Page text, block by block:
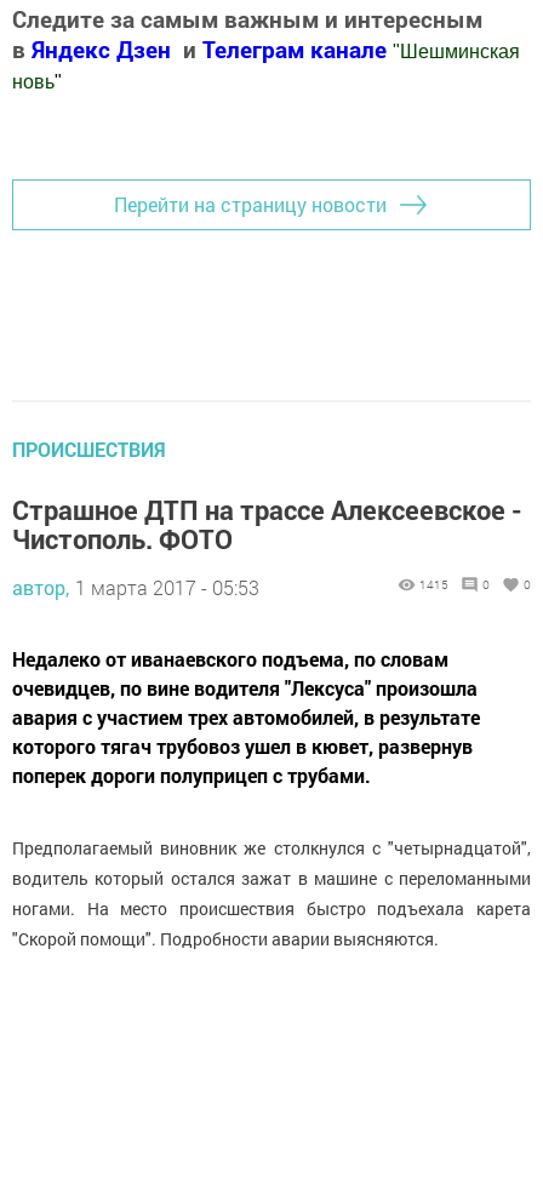
Следите за самым важным и интересным
в Яндекс Дзен и Телеграм канале " Шешминская
новь"
Перейти на страницу новости
ПРОИСШЕСТВИЯ
Страшное ДТП на трассе Алексеевское -
Чистополь. ФОТО
автор, 1 марта 2017 - 05:53 1415 0 0
Недалеко от иванаевского подъема, по словам
очевидцев, по вине водителя "Лексуса" произошла
авария с участием трех автомобилей, в результате
которого тягач трубовоз ушел в кювет, развернув
поперек дороги полуприцеп с трубами.
Предполагаемый виновник же столкнулся с "четырнадцатой",
водитель который остался зажат в машине с переломанными
ногами. На место происшествия быстро подъехала карета
"Скорой помощи". Подробности аварии выясняются.